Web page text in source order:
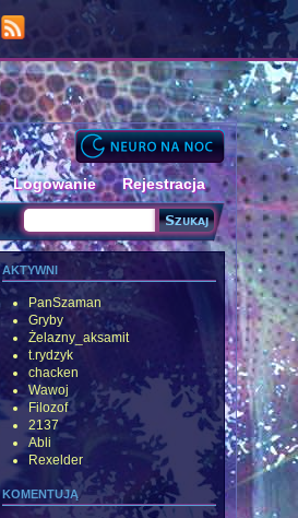
Logowanie Rejestracja
Formularz wyszukiwania
aktywni
PanSzaman
Gryby
Żelazny_aksamit
t.rydzyk
chacken
Wawoj
Filozof
2137
Abli
Rexelder
komentują